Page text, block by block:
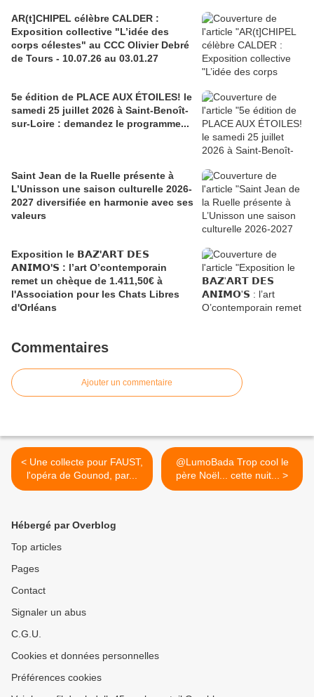
AR(t]CHIPEL célèbre CALDER :
Exposition collective "L’idée des
corps célestes" au CCC Olivier Debré
de Tours - 10.07.26 au 03.01.27
5e édition de PLACE AUX ÉTOILES! le
samedi 25 juillet 2026 à Saint-Benoît-
sur-Loire : demandez le programme...
Saint Jean de la Ruelle présente à
L’Unisson une saison culturelle 2026-
2027 diversifiée en harmonie avec ses
valeurs
Exposition le 𝗕𝗔𝗭'𝗔𝗥𝗧 𝗗𝗘𝗦
𝗔𝗡𝗜𝗠𝗢'𝗦 : l’art O’contemporain
remet un chèque de 1.411,50€ à
l'Association pour les Chats Libres
d'Orléans
Commentaires
Ajouter un commentaire
< Une collecte pour FAUST,
l'opéra de Gounod, par...
@LumoBada Trop cool le
père Noël... cette nuit... >
Hébergé par Overblog
Top articles
Pages
Contact
Signaler un abus
C.G.U.
Cookies et données personnelles
Préférences cookies